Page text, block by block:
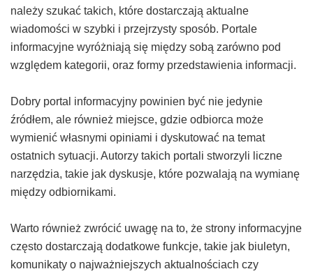
należy szukać takich, które dostarczają aktualne
wiadomości w szybki i przejrzysty sposób. Portale
informacyjne wyróżniają się między sobą zarówno pod
względem kategorii, oraz formy przedstawienia informacji.
Dobry portal informacyjny powinien być nie jedynie
źródłem, ale również miejsce, gdzie odbiorca może
wymienić własnymi opiniami i dyskutować na temat
ostatnich sytuacji. Autorzy takich portali stworzyli liczne
narzędzia, takie jak dyskusje, które pozwalają na wymianę
między odbiornikami.
Warto również zwrócić uwagę na to, że strony informacyjne
często dostarczają dodatkowe funkcje, takie jak biuletyn,
komunikaty o najważniejszych aktualnościach czy